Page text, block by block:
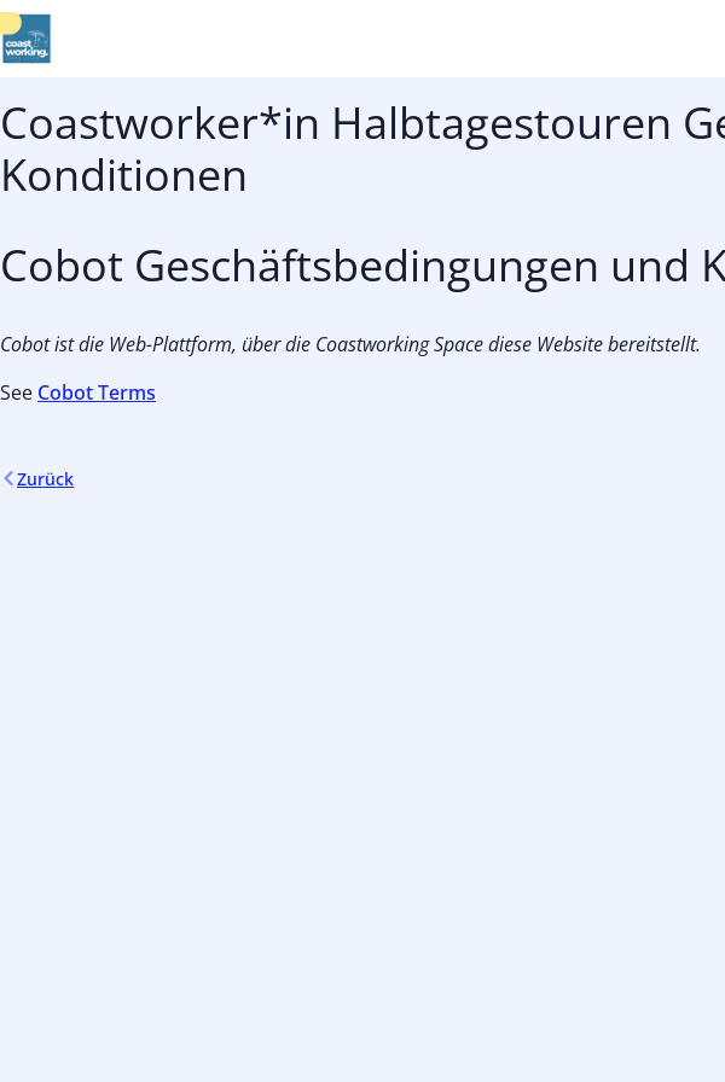
Coastworker*in Halbtagestouren
Konditionen
Cobot Geschäftsbedingungen und
Cobot ist die Web-Plattform, über die Coastworking Space diese Website bereitstellt.
See Cobot Terms
Zurück